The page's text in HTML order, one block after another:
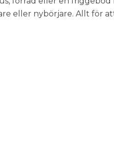
eller nybörjare. Allt för